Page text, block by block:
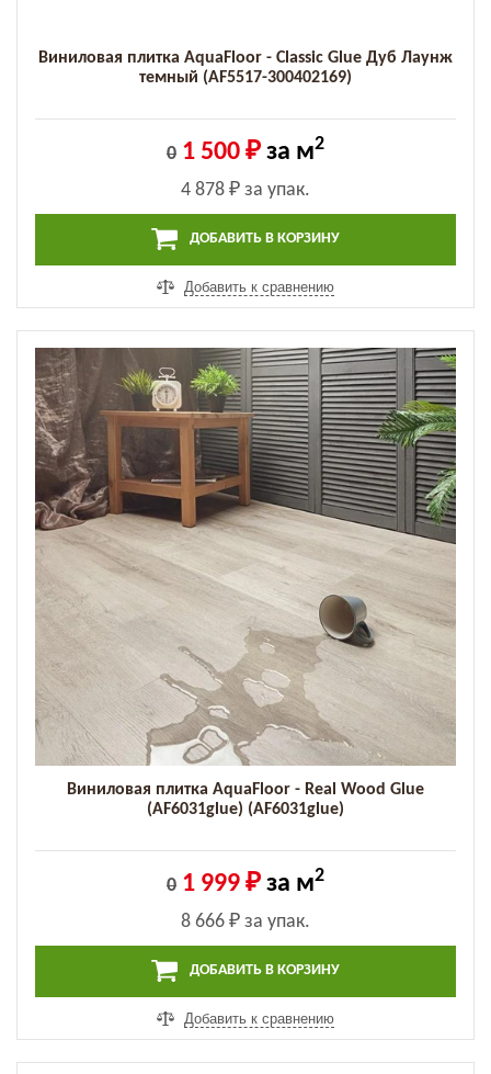
Виниловая плитка AquaFloor - Classic Glue Дуб Лаунж
темный (AF5517-300402169)
0 1 500 ₽ за м2
4 878 ₽ за упак.
ДОБАВИТЬ В КОРЗИНУ
Добавить к сравнению
Виниловая плитка AquaFloor - Real Wood Glue
(AF6031glue) (AF6031glue)
0 1 999 ₽ за м2
8 666 ₽ за упак.
ДОБАВИТЬ В КОРЗИНУ
Добавить к сравнению